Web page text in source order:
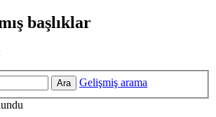
başlıklar
Ara
Gelişmiş arama